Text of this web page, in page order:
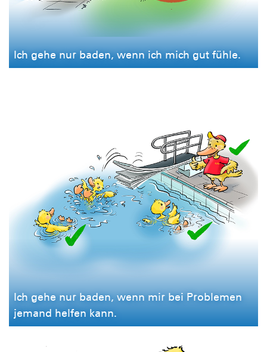
Ich gehe nur baden, wenn ich mich gut fühle.
Ich gehe nur baden, wenn mir bei Problemen
jemand helfen kann.